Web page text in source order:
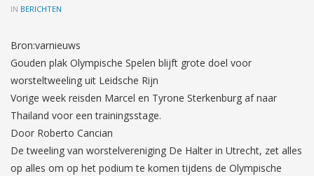
IN BERICHTEN
Bron:varnieuws
Gouden plak Olympische Spelen blijft grote doel voor
worsteltweeling uit Leidsche Rijn
Vorige week reisden Marcel en Tyrone Sterkenburg af naar
Thailand voor een trainingsstage.
Door Roberto Cancian
De tweeling van worstelvereniging De Halter in Utrecht, zet alles
op alles om op het podium te komen tijdens de Olympische